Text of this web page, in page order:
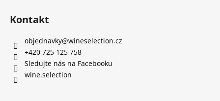
Kontakt
objednavky@wineselection.cz
+420 725 125 758
Sledujte nás na Facebooku
wine.selection